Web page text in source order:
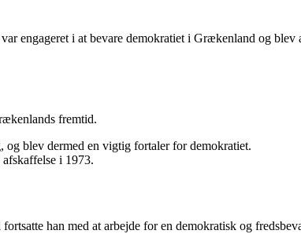
engageret i at bevare demokratiet i Grækenland og blev
fremtid.
og blev dermed en vigtig fortaler for demokratiet.
i 1973.
han med at arbejde for en demokratisk og